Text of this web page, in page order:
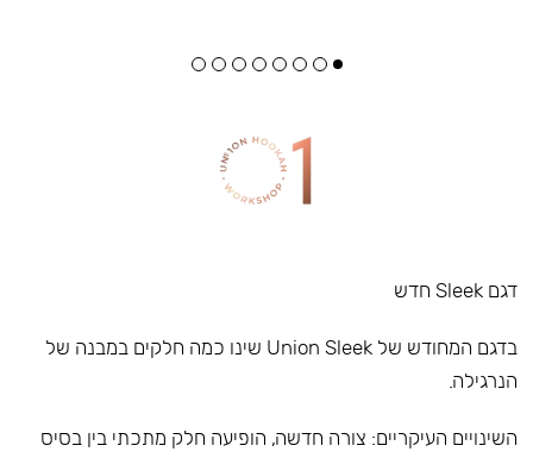
דגם Sleek חדש
בדגם המחודש של Union Sleek שינו כמה חלקים במבנה של
הנרגילה.
השינויים העיקריים: צורה חדשה, הופיעה חלק מתכתי בין בסיס